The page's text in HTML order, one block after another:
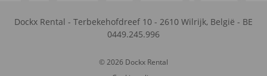
Dockx Rental - Terbekehofdreef 10 - 2610 Wilrijk, België - BE
0449.245.996
© 2026 Dockx Rental